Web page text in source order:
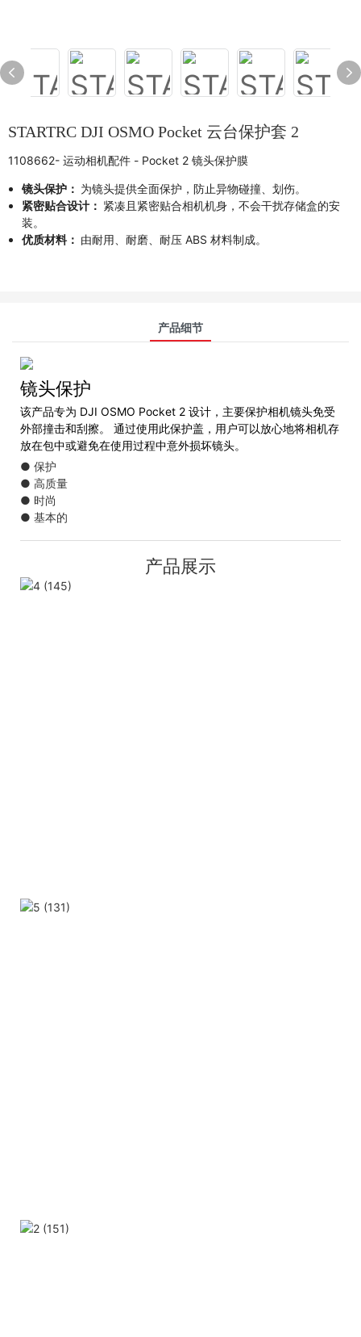
STARTRC DJI OSMO Pocket 云台保护套 2
1108662- 运动相机配件 - Pocket 2 镜头保护膜
镜头保护： 为镜头提供全面保护，防止异物碰撞、划伤。
紧密贴合设计： 紧凑且紧密贴合相机机身，不会干扰存储盒的安
装。
优质材料： 由耐用、耐磨、耐压 ABS 材料制成。
产品细节
镜头保护
该产品专为 DJI OSMO Pocket 2 设计，主要保护相机镜头免受
外部撞击和刮擦。 通过使用此保护盖，用户可以放心地将相机存
放在包中或避免在使用过程中意外损坏镜头。
● 保护
● 高质量
● 时尚
● 基本的
产品展示